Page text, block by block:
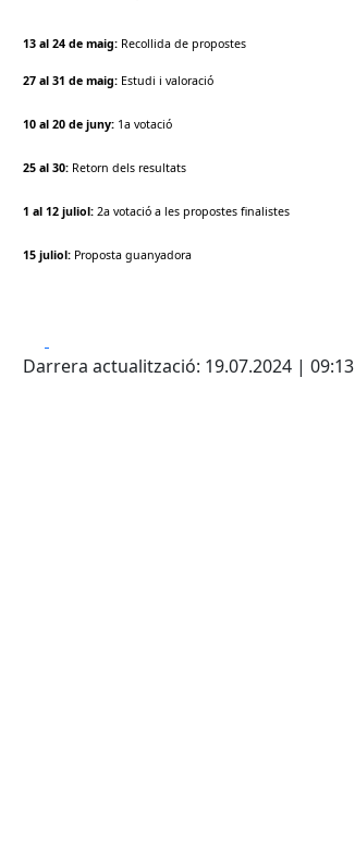
13 al 24 de maig: Recollida de propostes
27 al 31 de maig: Estudi i valoració
10 al 20 de juny: 1a votació
25 al 30: Retorn dels resultats
1 al 12 juliol: 2a votació a les propostes finalistes
15 juliol: Proposta guanyadora
Darrera actualització: 19.07.2024 | 09:13